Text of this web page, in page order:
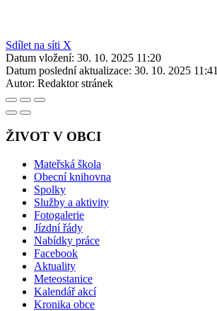
Sdílet na síti X
Datum vložení: 30. 10. 2025 11:20
Datum poslední aktualizace: 30. 10. 2025 11:41
Autor: Redaktor stránek
ŽIVOT V OBCI
Mateřská škola
Obecní knihovna
Spolky
Služby a aktivity
Fotogalerie
Jízdní řády
Nabídky práce
Facebook
Aktuality
Meteostanice
Kalendář akcí
Kronika obce